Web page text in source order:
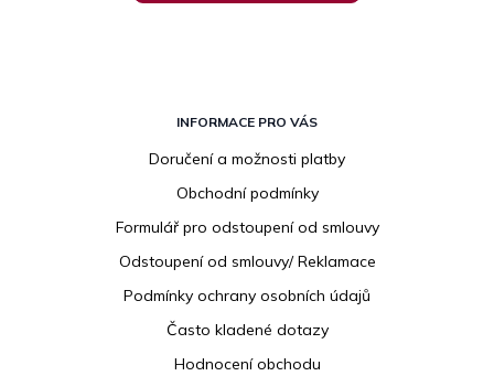
INFORMACE PRO VÁS
Doručení a možnosti platby
Obchodní podmínky
Formulář pro odstoupení od smlouvy
Odstoupení od smlouvy/ Reklamace
Podmínky ochrany osobních údajů
Často kladené dotazy
Hodnocení obchodu